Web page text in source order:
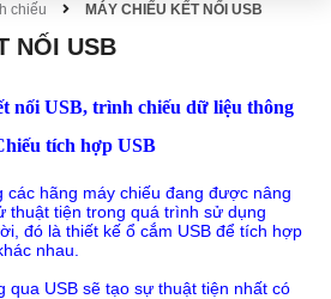
chiếu MÁY CHIẾU KẾT NỐI USB
NỐI USB
nối USB, trình chiếu dữ liệu thông
tích hợp USB
các hãng máy chiếu đang được nâng
thuật tiện trong quá trình sử dụng
đó là thiết kế ổ cắm USB để tích hợp
nhau.
qua USB sẽ tạo sự thuật tiện nhất có